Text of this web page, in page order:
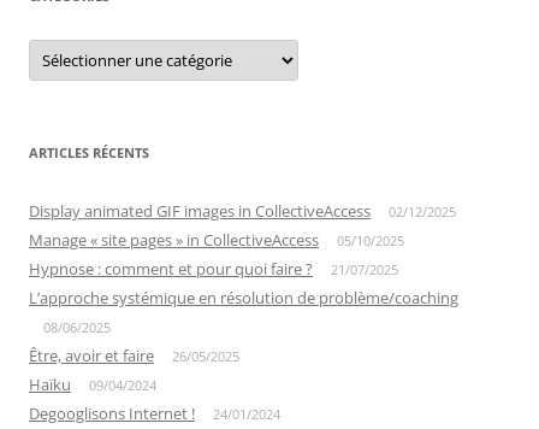
Catégories
ARTICLES RÉCENTS
Display animated GIF images in CollectiveAccess 02/12/2025
Manage « site pages » in CollectiveAccess 05/10/2025
Hypnose : comment et pour quoi faire ? 21/07/2025
L’approche systémique en résolution de problème/coaching
08/06/2025
Être, avoir et faire 26/05/2025
Haïku 09/04/2024
Degooglisons Internet ! 24/01/2024